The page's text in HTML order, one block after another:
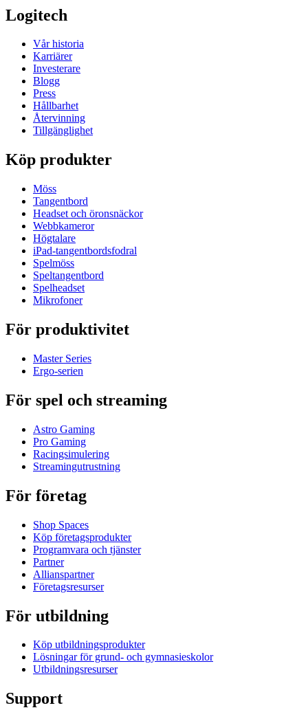
Logitech
Vår historia
Karriärer
Investerare
Blogg
Press
Hållbarhet
Återvinning
Tillgänglighet
Köp produkter
Möss
Tangentbord
Headset och öronsnäckor
Webbkameror
Högtalare
iPad-tangentbordsfodral
Spelmöss
Speltangentbord
Spelheadset
Mikrofoner
För produktivitet
Master Series
Ergo-serien
För spel och streaming
Astro Gaming
Pro Gaming
Racingsimulering
Streamingutrustning
För företag
Shop Spaces
Köp företagsprodukter
Programvara och tjänster
Partner
Allianspartner
Företagsresurser
För utbildning
Köp utbildningsprodukter
Lösningar för grund- och gymnasieskolor
Utbildningsresurser
Support